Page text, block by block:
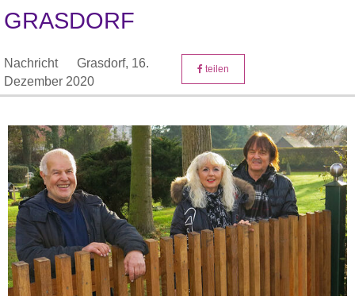
GRASDORF
Nachricht Grasdorf, 16.
Dezember 2020
teilen